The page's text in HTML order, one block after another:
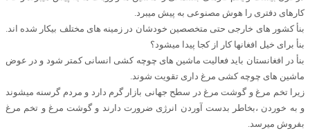
کارهای دفتری را هوش مصنوعی به پیش میبرد.
بنأ کشور های خارجی حتی متخصصین خودشان در زمینه های مختلف بیکار شده اند.
بنأ برای خیل افغانها کار از کجا پیدا میشود؟
بنأ در افغانستان باید فعالیت ماشین های چوچه کشی انسانی کمتر شود و در عوض
ماشین های چوچه کشی مرغ داری تقویت شوند.
زیرا تخم مرغ و گوشت مرغ در سطح جهانی بازار گرم دارد و مردم گرسنه میشوند
و به خوردن ،بخاطر بدست آوردن انرژی ضرورت دارند و گوشت مرغ و تخم مرغ
بفروش میرسد.